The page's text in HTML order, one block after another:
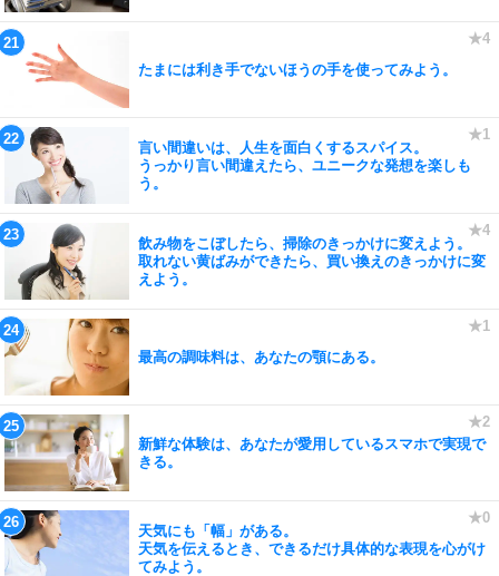
たまには利き手でないほうの手を使ってみよう。
言い間違いは、人生を面白くするスパイス。
うっかり言い間違えたら、ユニークな発想を楽しも
う。
飲み物をこぼしたら、掃除のきっかけに変えよう。
取れない黄ばみができたら、買い換えのきっかけに変
えよう。
最高の調味料は、あなたの顎にある。
新鮮な体験は、あなたが愛用しているスマホで実現で
きる。
天気にも「幅」がある。
天気を伝えるとき、できるだけ具体的な表現を心がけ
てみよう。